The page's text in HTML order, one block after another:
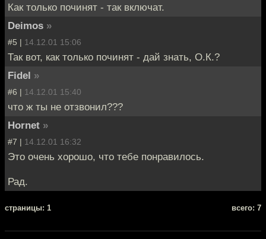
Как только починят - так включат.
Deimos »
#5 | 14.12.01 15:06
Так вот, как только починят - дай знать, О.К.?
Fidel »
#6 | 14.12.01 15:40
что ж ты не отзвонил???
Hornet »
#7 | 14.12.01 16:32
Это очень хорошо, что тебе понравилось.
Рад.
cтраницы: 1 всего: 7